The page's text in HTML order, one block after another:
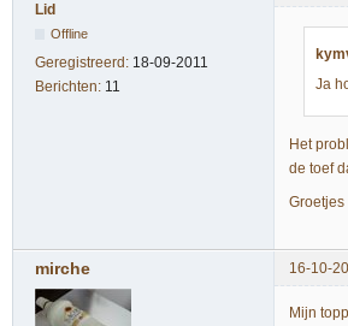
Lid
Offline
Geregistreerd: 18-09-2011
Berichten: 11
Ja
Het
de toef
mirche 16-10-
Mijn